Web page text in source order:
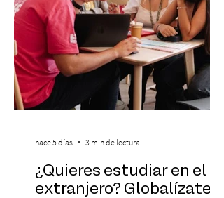
¿Quieres estudiar en el
extranjero? Globalízate te
hace 5 días 3 min de lectura